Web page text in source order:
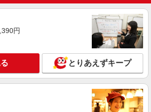
詳細を見る
グ株式会社 メディカルケア事業部/知立オフィ
看護助手（ナースエイド）
時給1,350円 ★週払いOK（規定あり） ※給与
愛知県刈谷市 【最寄駅】刈谷市駅
円
とりあえずキープ